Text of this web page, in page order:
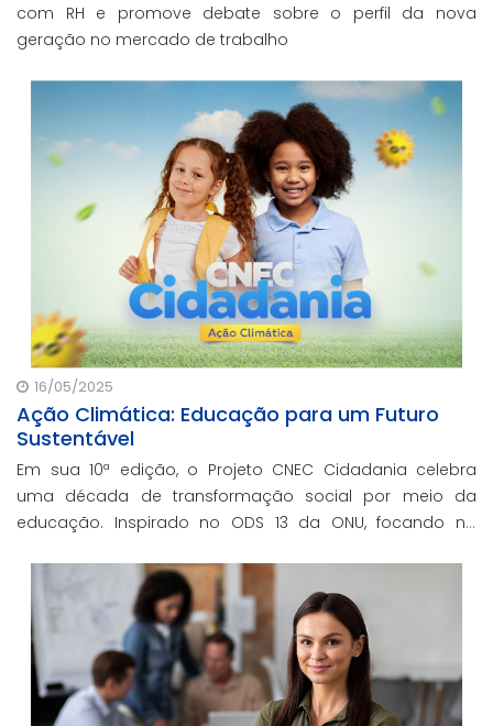
com RH e promove debate sobre o perfil da nova
geração no mercado de trabalho
16/05/2025
Ação Climática: Educação para um Futuro
Sustentável
Em sua 10ª edição, o Projeto CNEC Cidadania celebra
uma década de transformação social por meio da
educação. Inspirado no ODS 13 da ONU, focando no
promoção da sustentabilidade.